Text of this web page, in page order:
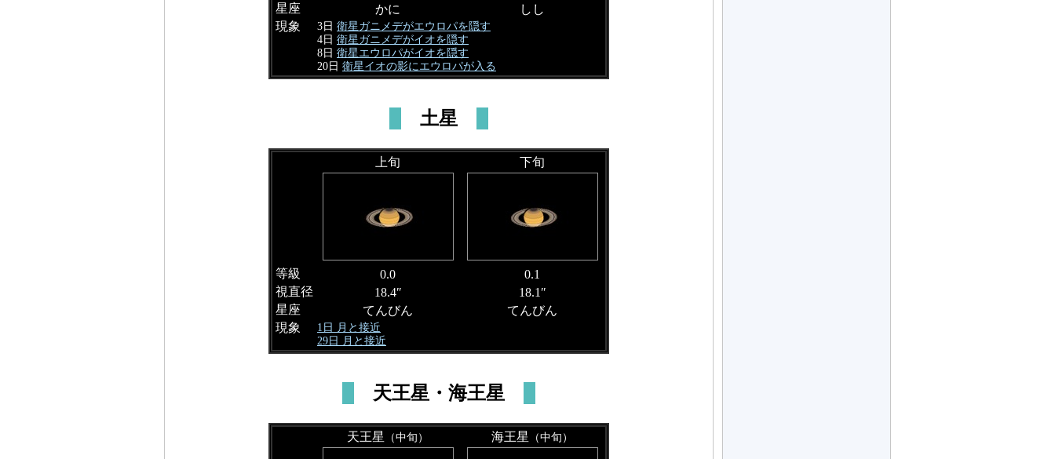
星座
かに
しし
現象
3日 衛星ガニメデがエウロパを隠す
4日 衛星ガニメデがイオを隠す
8日 衛星エウロパがイオを隠す
20日 衛星イオの影にエウロパが入る
土星
上旬 下旬
等級 0.0
0.1
視直径
18.4″
18.1″
星座
てんびん
てんびん
現象
1日 月と接近
29日 月と接近
天王星・海王星
天王星 （中旬） 海王星 （中旬）